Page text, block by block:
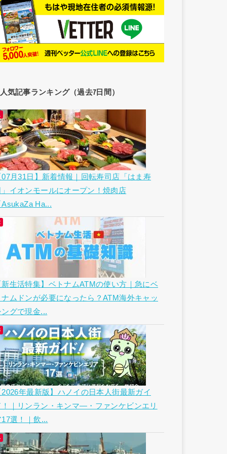
人気記事ランキング（過去7日間）
07月31日】新着情報｜回転寿司店「はま寿
」イオンモールにオープン！焼肉店
AsukaZa Ha...
新生活特集】ベトナムATMの使い方｜急にベ
ナムドンが必要になったら？ATM海外キャッ
ングで現金...
2026年最新版】ハノイの日本人街最新ガイ
！｜リンラン・キンマ―・ファンケビンエリ
17選！｜飲...